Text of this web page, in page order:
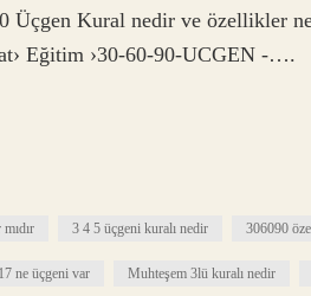
Üçgen Kural nedir ve özellikler
Eğitim ›30-60-90-UCGEN -….
3 4 5 üçgeni kuralı nedir 306090
ne üçgeni var Muhteşem 3lü kuralı nedir